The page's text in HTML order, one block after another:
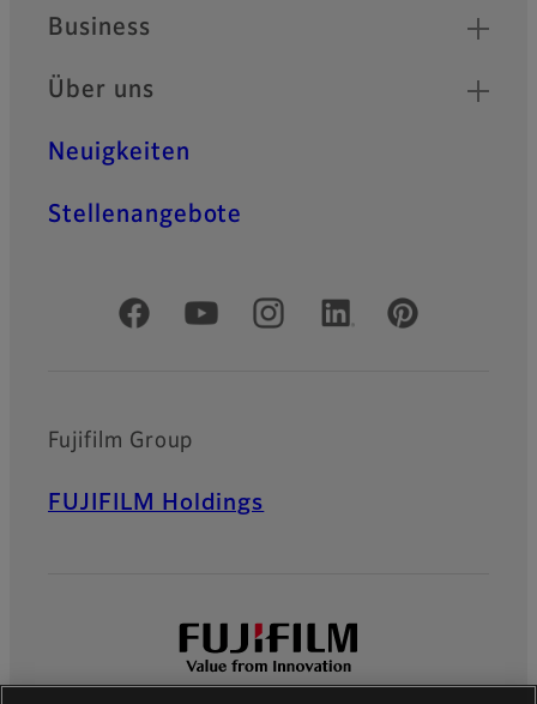
Business
Über uns
Neuigkeiten
Stellenangebote
Offizielle soziale Medien
Fujifilm Group
FUJIFILM Holdings